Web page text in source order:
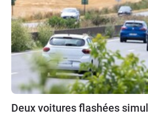
Deux voitures flashées